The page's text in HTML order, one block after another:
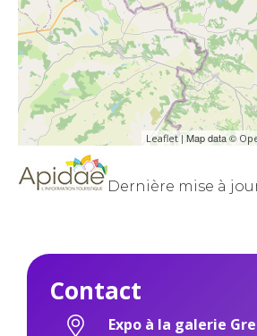
Leaflet| Map data ©
Dernière mise à
Contact
Expo à la galerie